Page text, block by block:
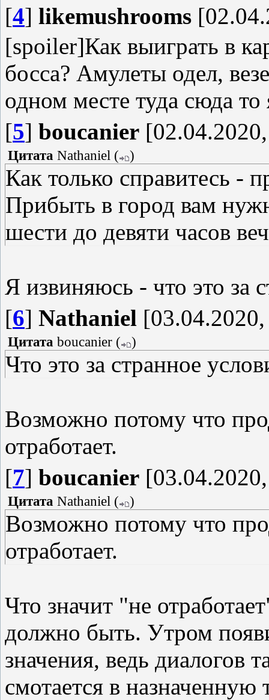
[4] likemushrooms
[spoiler]Как выиграть в
босса? Амулеты одел,
одном месте туда сюда
[5] boucanier
Цитата Nathaniel ( )
Как только справитесь -
Прибыть в город вам
шести до девяти часов
Я извиняюсь - что это за
[6] Nathaniel
Цитата boucanier ( )
Что это за странное
Возможно потому что
отработает.
[7] boucanier
Цитата Nathaniel ( )
Возможно потому что
отработает.
Что значит "не
должно быть. Утром
значения, ведь диалогов
смотается в назначенную